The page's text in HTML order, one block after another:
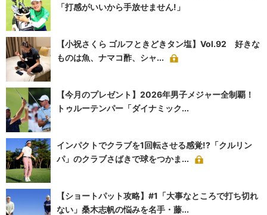
「打感がいいから手放せません!」
【小祝さくら ゴルフときどきタン塩】Vol.92 好きな
ものは魚、ナマコ酢、シャ...
【今月のプレゼント】2026年男子メジャー全制覇！
トゥルーテンパー「ダイナミック...
インパクトでクラブを1回転させる感覚!?「クルリン
パ」のクラブさばきで球をつかま...
【ショートパット攻略】#1「大事なところで打ち切れ
ない」桑木志帆の悩みを名手・藤...